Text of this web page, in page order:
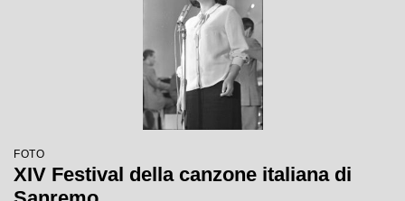
FOTO
XIV Festival della canzone italiana di